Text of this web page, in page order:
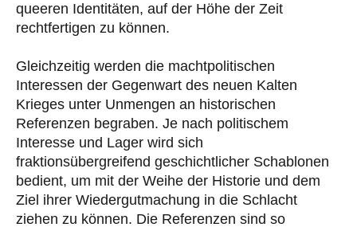
queeren Identitäten, auf der Höhe der Zeit
rechtfertigen zu können.
Gleichzeitig werden die machtpolitischen
Interessen der Gegenwart des neuen Kalten
Krieges unter Unmengen an historischen
Referenzen begraben. Je nach politischem
Interesse und Lager wird sich
fraktionsübergreifend geschichtlicher Schablonen
bedient, um mit der Weihe der Historie und dem
Ziel ihrer Wiedergutmachung in die Schlacht
ziehen zu können. Die Referenzen sind so